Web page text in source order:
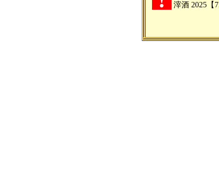
滓酒 2025【